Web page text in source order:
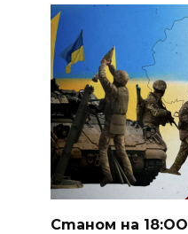
Cmaнoм нa